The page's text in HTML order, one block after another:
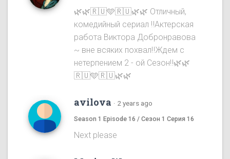
🌿🌿🇷🇺🩵🇷🇺🌿🌿 Отличный,
комедийный сериал ‼️Актерская
работа Виктора Добронравова
~ вне всяких похвал‼️Ждем с
нетерпением 2 - ой Сезон‼️🌿🌿
🇷🇺🩵🇷🇺🌿🌿
avilova · 2 years ago
Season 1 Episode 16 / Сезон 1 Серия 16
Next please